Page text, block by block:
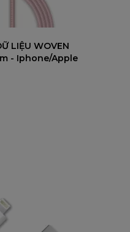
LIỆU WOVEN
- Iphone/Apple